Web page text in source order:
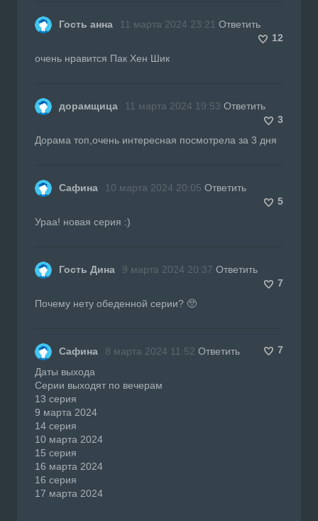
Гость анна 11 марта 2024 23:21 Ответить
12
очень нравится Пак Хен Шик
дорамщица 11 марта 2024 19:53 Ответить
3
Дорама топ,очень интересная посмотрела за 3 дня
Сафина 10 марта 2024 20:05 Ответить
5
Ураа! новая серия :)
Гость Дина 9 марта 2024 20:37 Ответить
7
Почему нету обеденной серии? 🥺
Сафина 8 марта 2024 11:52 Ответить
7
Даты выхода
Серии выходят по вечерам
13 серия
9 марта 2024
14 серия
10 марта 2024
15 серия
16 марта 2024
16 серия
17 марта 2024